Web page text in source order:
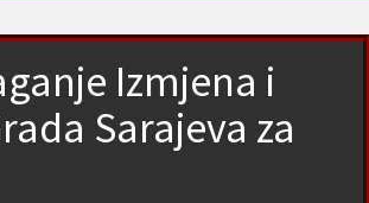
Izmjena i
Sarajeva za